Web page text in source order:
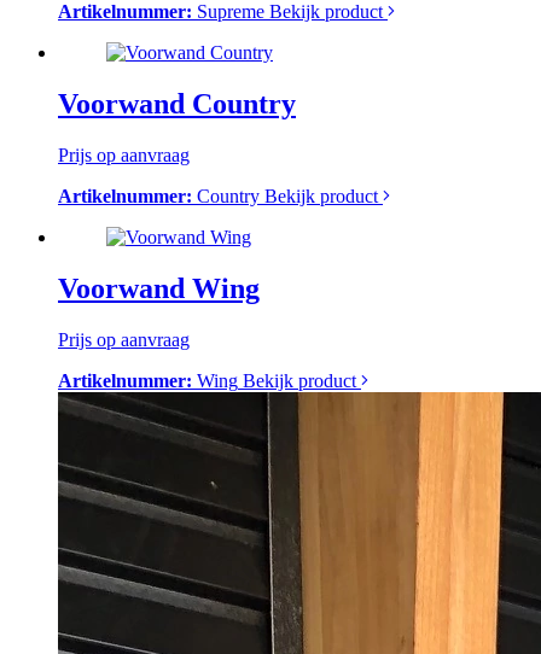
Artikelnummer: Supreme Bekijk product
Voorwand Country
Prijs op aanvraag
Artikelnummer: Country Bekijk product
Voorwand Wing
Prijs op aanvraag
Artikelnummer: Wing Bekijk product